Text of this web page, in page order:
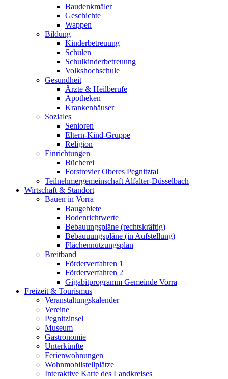
Baudenkmäler
Geschichte
Wappen
Bildung
Kinderbetreuung
Schulen
Schulkinderbetreuung
Volkshochschule
Gesundheit
Ärzte & Heilberufe
Apotheken
Krankenhäuser
Soziales
Senioren
Eltern-Kind-Gruppe
Religion
Einrichtungen
Bücherei
Forstrevier Oberes Pegnitztal
Teilnehmergemeinschaft Alfalter-Düsselbach
Wirtschaft & Standort
Bauen in Vorra
Baugebiete
Bodenrichtwerte
Bebauungspläne (rechtskräftig)
Bebauuungspläne (in Aufstellung)
Flächennutzungsplan
Breitband
Förderverfahren 1
Förderverfahren 2
Gigabitprogramm Gemeinde Vorra
Freizeit & Tourismus
Veranstaltungskalender
Vereine
Pegnitzinsel
Museum
Gastronomie
Unterkünfte
Ferienwohnungen
Wohnmobilstellplätze
Interaktive Karte des Landkreises